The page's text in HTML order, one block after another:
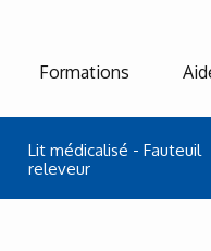
Lit médicalisé - Fauteuil
releveur
Formations